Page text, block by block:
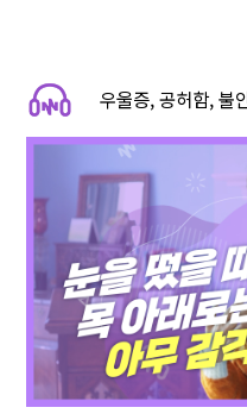
우울증, 공허함, 불